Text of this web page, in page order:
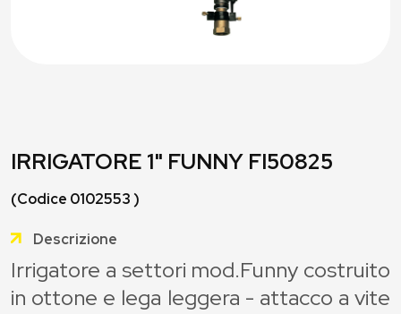
IRRIGATORE 1" FUNNY FI50825
(Codice 0102553 )
Descrizione
Irrigatore a settori mod.Funny costruito
in ottone e lega leggera - attacco a vite